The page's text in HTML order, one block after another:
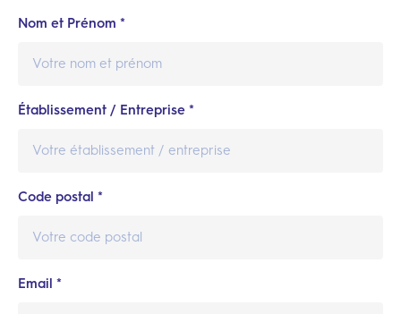
Nom et Prénom *
Établissement / Entreprise *
Code postal *
Email *